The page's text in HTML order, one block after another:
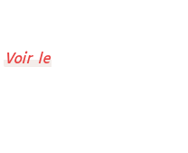
Voir le